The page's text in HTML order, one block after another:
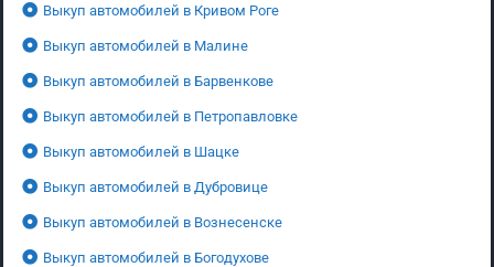
Выкуп автомобилей в Кривом Роге
Выкуп автомобилей в Малине
Выкуп автомобилей в Барвенкове
Выкуп автомобилей в Петропавловке
Выкуп автомобилей в Шацке
Выкуп автомобилей в Дубровице
Выкуп автомобилей в Вознесенске
Выкуп автомобилей в Богодухове